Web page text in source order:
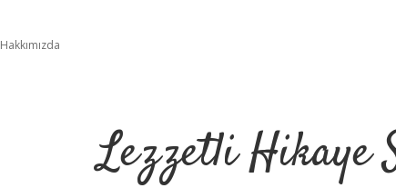
Hakkımızda
Lezzetli Hikaye